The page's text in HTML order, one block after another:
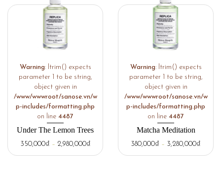
Warning: ltrim() expects
parameter 1 to be string,
object given in
/www/wwwroot/sanose.vn/w
p-includes/formatting.php
on line 4487
Under The Lemon Trees
350,000₫ – 2,980,000₫
Warning: ltrim() expects
parameter 1 to be string,
object given in
/www/wwwroot/sanose.vn/w
p-includes/formatting.php
on line 4487
Matcha Meditation
380,000₫ – 3,280,000₫